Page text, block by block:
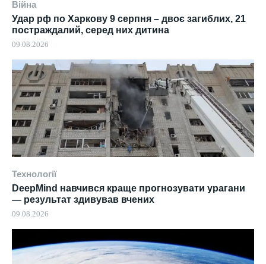
Війна
Удар рф по Харкову 9 серпня – двоє загиблих, 21
постраждалий, серед них дитина
09.08.2026
Технології
DeepMind навчився краще прогнозувати урагани
— результат здивував вчених
09.08.2026